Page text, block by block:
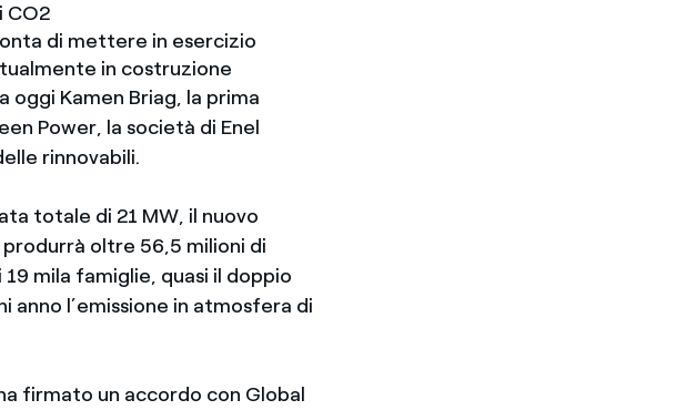
CO2
di mettere in esercizio
in costruzione
oggi Kamen Briag, la prima
Power, la società di Enel
rinnovabili.
totale di 21 MW, il nuovo
oltre 56,5 milioni di
mila famiglie, quasi il doppio
anno l’emissione in atmosfera di
firmato un accordo con Global